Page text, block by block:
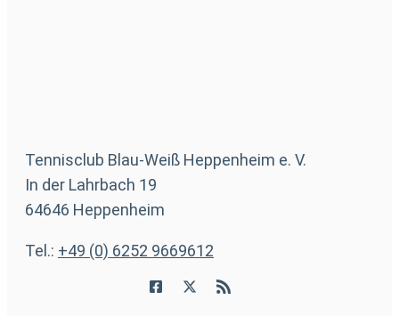
Tennisclub Blau-Weiß Heppenheim e. V.
In der Lahrbach 19
64646 Heppenheim
Tel.: +49 (0) 6252 9669612